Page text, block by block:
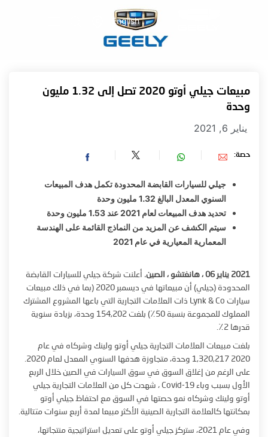
English
مبيعات جيلي أوتو 2020 تصل إلى 1.32 مليون
وحدة
يناير 6, 2021
حصة:
جيلي للسيارات القابضة المحدودة تكمل هدف المبيعات
السنوي المعدل البالغ 1.32 مليون وحدة
تحديد هدف المبيعات لعام 2021 عند 1.53 مليون وحدة
سيتم الكشف عن المزيد من النماذج القائمة على الهندسة
المعمارية المعيارية في عام 2021
2021 يناير 06 ، هانغتشو ، الصين.
أعلنت شركة جيلي للسيارات القابضة
المحدودة (جيلي) أن مبيعاتها في ديسمبر 2020 (بما في ذلك مبيعات
سيارات Lynk & Co ذات العلامات التجارية التي باعها المشروع المشترك
المملوك للمجموعة بنسبة 50٪) بلغت 154,202 وحدة، بزيادة سنوية
قدرها 2٪.
بلغت مبيعات العلامات التجارية جيلي أوتو ولينك وشركاه في عام
على الرغم من إغلاق السوق في سوق السيارات في الصين خلال الربع
الأول بسبب وباء Covid-19 ، شهدت كل من العلامات التجارية جيلي
أوتو ولينك وشركاه نمو حصتها في السوق مع احتفاظ جيلي أوتو
بمكانتها كالعلامة التجارية الصينية الأكثر مبيعا لمدة أربع سنوات متتالية.
وفي عام 2021، ستركز جيلي أوتو على تعديل استراتيجية منتجاتها،